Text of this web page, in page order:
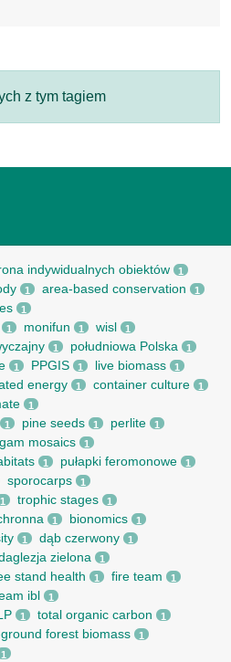
z tym tagiem
indywidualnych obiektów 1
1 area-based conservation 1
1
1 monifun 1 wisl 1
1 południowa Polska 1
1 PPGIS 1 live biomass 1
energy 1 container culture 1
1
1 pine seeds 1 perlite 1
mosaics 1
1 pułapki feromonowe 1
sporocarps 1
1 trophic stages 1
1 bionomics 1
1 dąb czerwony 1
zielona 1
stand health 1 fire team 1
ibl 1
1 total organic carbon 1
forest biomass 1
1